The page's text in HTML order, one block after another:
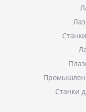
Станки